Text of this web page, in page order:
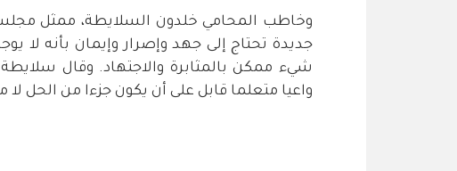
وخاطب المحامي خلدون السلايطة، ممثل مجلس
جديدة تحتاج إلى جهد وإصرار وإيمان بأنه
شيء ممكن بالمثابرة والاجتهاد. وقال سلايطة
واعيا متعلما قابل على أن يكون جزءا من الحل لا